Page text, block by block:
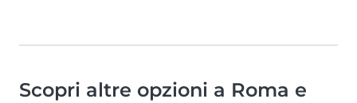
Scopri altre opzioni a Roma e